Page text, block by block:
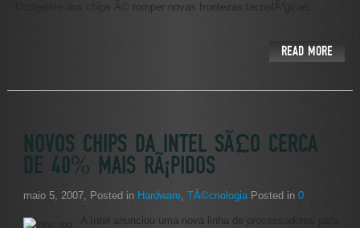
O objetivo dos chips Ã© romper novas fronteiras tecnolÃ³gicas...
READ MORE
NOVOS CHIPS DA INTEL SÃ£O CERCA
DE 40% MAIS RÃ¡PIDOS
maio 5, 2007, Posted in Hardware, TÃ©cnologiaPosted in 0
A Intel anunciou uma nova linha de processadores para